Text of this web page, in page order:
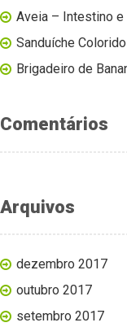
Aveia – Intestino e
Sanduíche
Brigadeiro de
Comentários
Arquivos
dezembro 2017
outubro 2017
setembro 2017